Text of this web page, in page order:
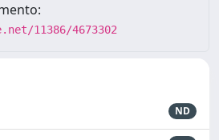
11386/4673302
ND